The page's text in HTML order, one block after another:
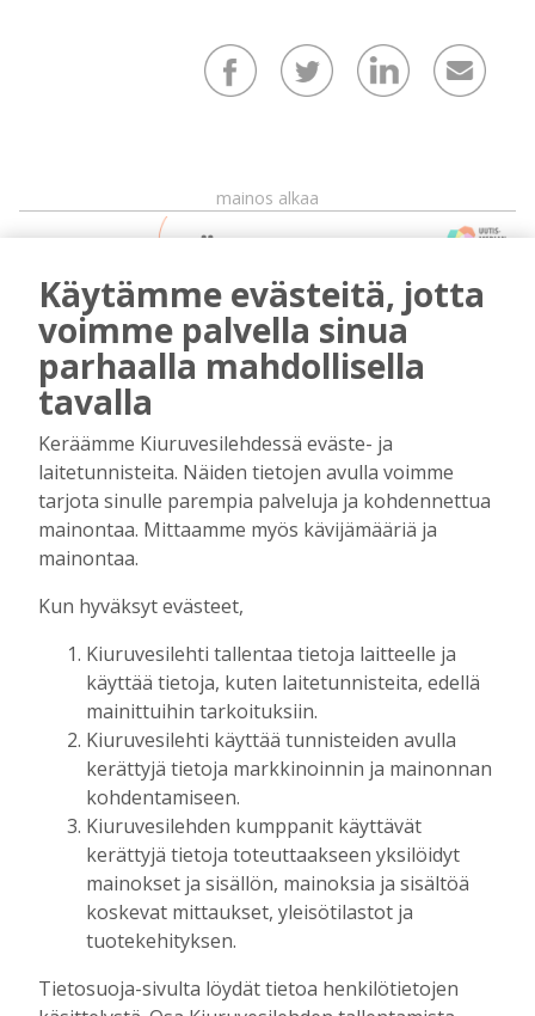
mainos alkaa
mainos päättyy
AIEMMIN AIHEESTA
OP Kaskimaan vakavaraisuus vahvistui –
korkotason muutos heijastui alkuvuoden
tulokseen
Tilaajille
Toimitus 6.8.2026 13:18
Mikko Remes täyttää 50 vuotta – vaikka
villitystäkin on havaittavissa, sanoo
hölläämään vauhtia
Käytämme evästeitä, jotta
voimme palvella sinua
parhaalla mahdollisella
tavalla
Keräämme Kiuruvesilehdessä eväste- ja
laitetunnisteita. Näiden tietojen avulla voimme
tarjota sinulle parempia palveluja ja kohdennettua
mainontaa. Mittaamme myös kävijämääriä ja
mainontaa.
Kun hyväksyt evästeet,
Kiuruvesilehti tallentaa tietoja laitteelle ja
käyttää tietoja, kuten laitetunnisteita, edellä
mainittuihin tarkoituksiin.
Kiuruvesilehti käyttää tunnisteiden avulla
kerättyjä tietoja markkinoinnin ja mainonnan
kohdentamiseen.
Kiuruvesilehden kumppanit käyttävät
kerättyjä tietoja toteuttaakseen yksilöidyt
mainokset ja sisällön, mainoksia ja sisältöä
koskevat mittaukset, yleisötilastot ja
tuotekehityksen.
Tietosuoja-sivulta löydät tietoa henkilötietojen